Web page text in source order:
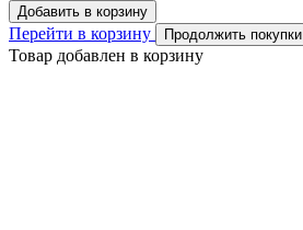
Добавить в корзину
Перейти в корзину Продолжить покупки
Товар добавлен в корзину